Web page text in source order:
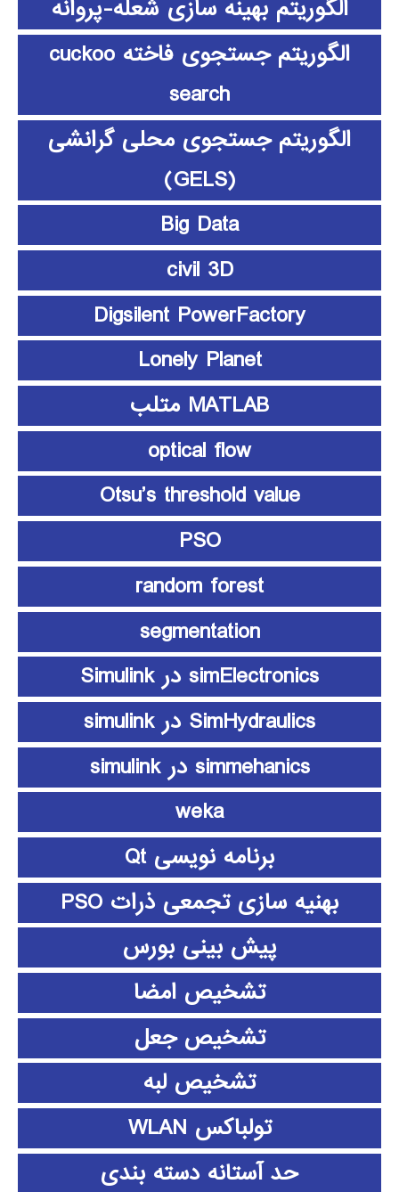
الگوریتم بهینه سازی شعله-پروانه
الگوریتم جستجوی فاخته cuckoo
search
الگوریتم جستجوی محلی گرانشی
(GELS)
Big Data
civil 3D
Digsilent PowerFactory
Lonely Planet
MATLAB متلب
optical flow
Otsu’s threshold value
PSO
random forest
segmentation
simElectronics در Simulink
SimHydraulics در simulink
simmehanics در simulink
weka
برنامه نویسی Qt
بهنیه سازی تجمعی ذرات PSO
پیش بینی بورس
تشخیص امضا
تشخیص جعل
تشخیص لبه
تولباکس WLAN
حد آستانه دسته بندی